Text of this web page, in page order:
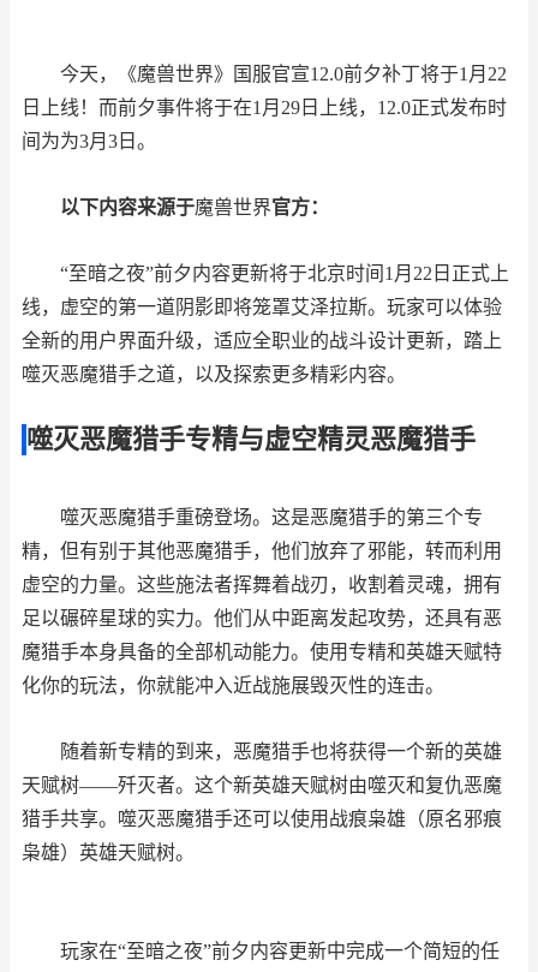
今天，《魔兽世界》国服官宣12.0前夕补丁将于1月22
日上线！而前夕事件将于在1月29日上线，12.0正式发布时
间为为3月3日。
以下内容来源于魔兽世界官方：
“至暗之夜”前夕内容更新将于北京时间1月22日正式上
线，虚空的第一道阴影即将笼罩艾泽拉斯。玩家可以体验
全新的用户界面升级，适应全职业的战斗设计更新，踏上
噬灭恶魔猎手之道，以及探索更多精彩内容。
噬灭恶魔猎手专精与虚空精灵恶魔猎手
噬灭恶魔猎手重磅登场。这是恶魔猎手的第三个专
精，但有别于其他恶魔猎手，他们放弃了邪能，转而利用
虚空的力量。这些施法者挥舞着战刃，收割着灵魂，拥有
足以碾碎星球的实力。他们从中距离发起攻势，还具有恶
魔猎手本身具备的全部机动能力。使用专精和英雄天赋特
化你的玩法，你就能冲入近战施展毁灭性的连击。
随着新专精的到来，恶魔猎手也将获得一个新的英雄
天赋树——歼灭者。这个新英雄天赋树由噬灭和复仇恶魔
猎手共享。噬灭恶魔猎手还可以使用战痕枭雄（原名邪痕
枭雄）英雄天赋树。
玩家在“至暗之夜”前夕内容更新中完成一个简短的任